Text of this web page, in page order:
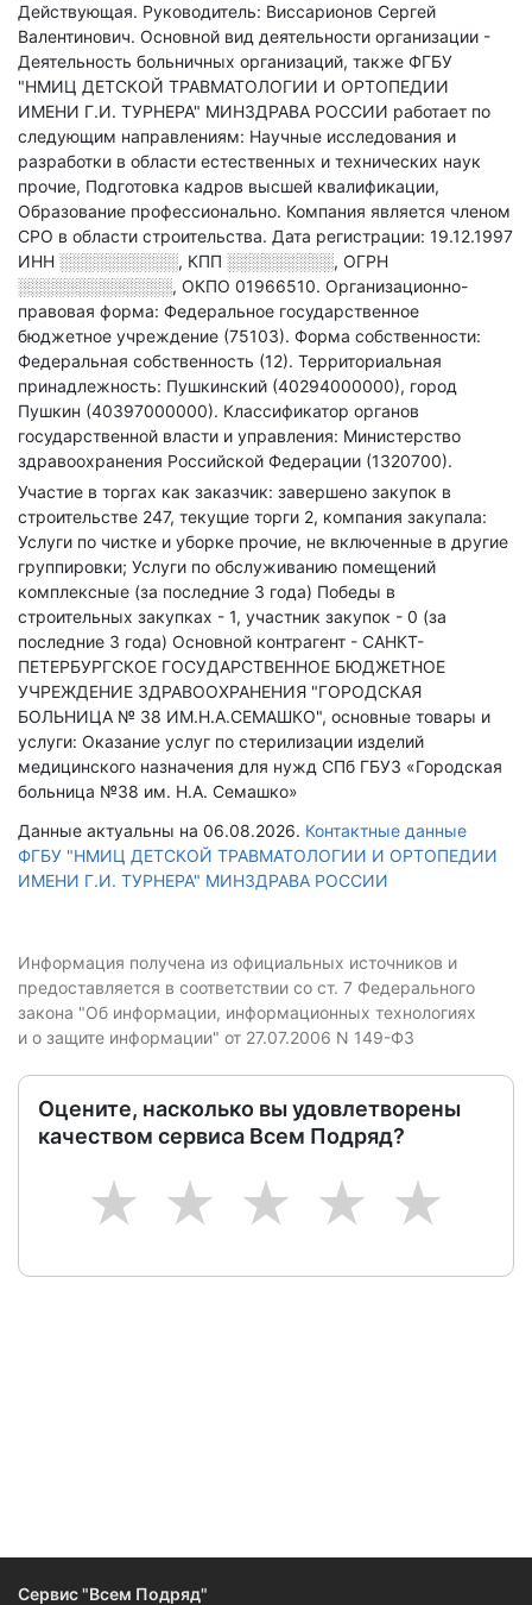
Действующая. Руководитель: Виссарионов Сергей
Валентинович. Основной вид деятельности организации -
Деятельность больничных организаций, также ФГБУ
"НМИЦ ДЕТСКОЙ ТРАВМАТОЛОГИИ И ОРТОПЕДИИ
ИМЕНИ Г.И. ТУРНЕРА" МИНЗДРАВА РОССИИ работает по
следующим направлениям: Научные исследования и
разработки в области естественных и технических наук
прочие, Подготовка кадров высшей квалификации,
Образование профессионально. Компания является членом
СРО в области строительства. Дата регистрации: 19.12.1997
ИНН ░░░░░░░░░░, КПП ░░░░░░░░░, ОГРН
░░░░░░░░░░░░░, ОКПО 01966510. Организационно-
правовая форма: Федеральное государственное
бюджетное учреждение (75103). Форма собственности:
Федеральная собственность (12). Территориальная
принадлежность: Пушкинский (40294000000), город
Пушкин (40397000000). Классификатор органов
государственной власти и управления: Министерство
здравоохранения Российской Федерации (1320700).
Участие в торгах как заказчик: завершено закупок в
строительстве 247, текущие торги 2, компания закупала:
Услуги по чистке и уборке прочие, не включенные в другие
группировки; Услуги по обслуживанию помещений
комплексные (за последние 3 года) Победы в
строительных закупках - 1, участник закупок - 0 (за
последние 3 года) Основной контрагент - САНКТ-
ПЕТЕРБУРГСКОЕ ГОСУДАРСТВЕННОЕ БЮДЖЕТНОЕ
УЧРЕЖДЕНИЕ ЗДРАВООХРАНЕНИЯ "ГОРОДСКАЯ
БОЛЬНИЦА № 38 ИМ.Н.А.СЕМАШКО", основные товары и
услуги: Оказание услуг по стерилизации изделий
медицинского назначения для нужд СПб ГБУЗ «Городская
больница №38 им. Н.А. Семашко»
Данные актуальны на 06.08.2026. Контактные данные
ФГБУ "НМИЦ ДЕТСКОЙ ТРАВМАТОЛОГИИ И ОРТОПЕДИИ
ИМЕНИ Г.И. ТУРНЕРА" МИНЗДРАВА РОССИИ
Информация получена из официальных источников и
предоставляется в соответствии со ст. 7 Федерального
закона "Об информации, информационных технологиях
и о защите информации" от 27.07.2006 N 149-ФЗ
Оцените, насколько вы удовлетворены
качеством сервиса Всем Подряд?
5
4
3
2
1
Сервис "Всем Подряд"